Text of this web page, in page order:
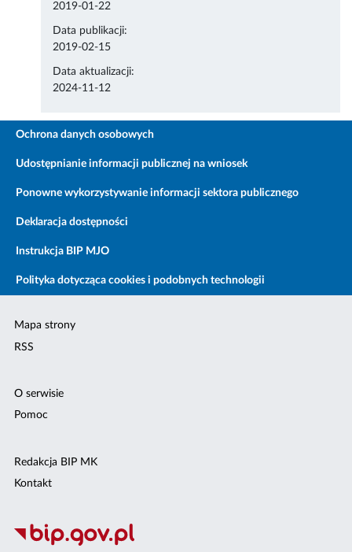
2019-01-22
Data publikacji:
2019-02-15
Data aktualizacji:
2024-11-12
Ochrona danych osobowych
Udostępnianie informacji publicznej na wniosek
Ponowne wykorzystywanie informacji sektora publicznego
Deklaracja dostępności
Instrukcja BIP MJO
Polityka dotycząca cookies i podobnych technologii
Mapa strony
RSS
O serwisie
Pomoc
Redakcja BIP MK
Kontakt